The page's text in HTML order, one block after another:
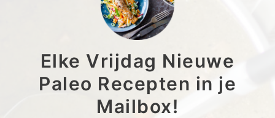
Elke Vrijdag Nieuwe
Paleo Recepten in je
Mailbox!